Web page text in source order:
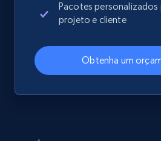
URL, Domain, Country code,
Sku, Product id, Product name,
Pacotes personalizados
projeto e cliente
Obtenha um